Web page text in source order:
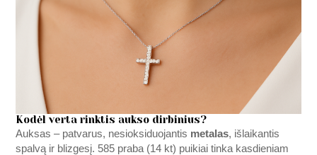
Kodėl verta rinktis aukso dirbinius?
Auksas – patvarus, nesioksiduojantis metalas, išlaikantis
spalvą ir blizgesį. 585 praba (14 kt) puikiai tinka kasdieniam